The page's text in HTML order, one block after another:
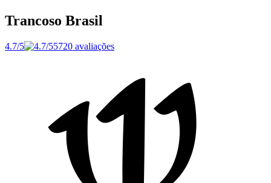
Trancoso Brasil
4.7/5 5720 avaliações